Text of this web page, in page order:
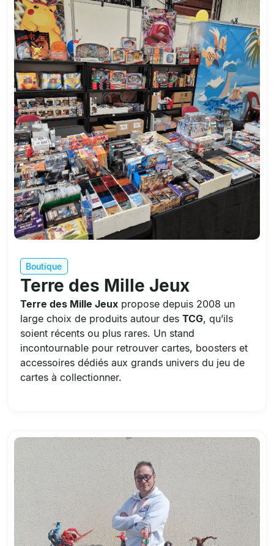
Boutique
Terre des Mille Jeux
Terre des Mille Jeux propose depuis 2008 un
large choix de produits autour des TCG, qu’ils
soient récents ou plus rares. Un stand
incontournable pour retrouver cartes, boosters et
accessoires dédiés aux grands univers du jeu de
cartes à collectionner.